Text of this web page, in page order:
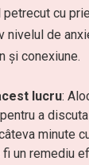
petrecut cu
nivelul de
și conexiune.
lucru:
a
minute
un remediu